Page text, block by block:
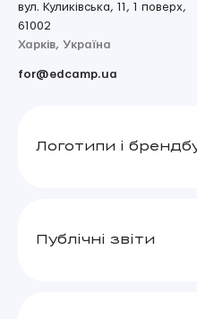
вул. Куликівська, 11, 1 поверх,
61002
Харків, Україна
for@edcamp.ua
Логотипи і
Публічні звіти